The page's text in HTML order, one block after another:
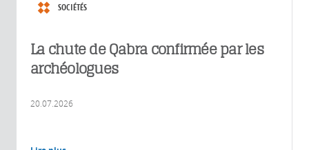
SOCIÉTÉS
La chute de Qabra confirmée par les
archéologues
20.07.2026